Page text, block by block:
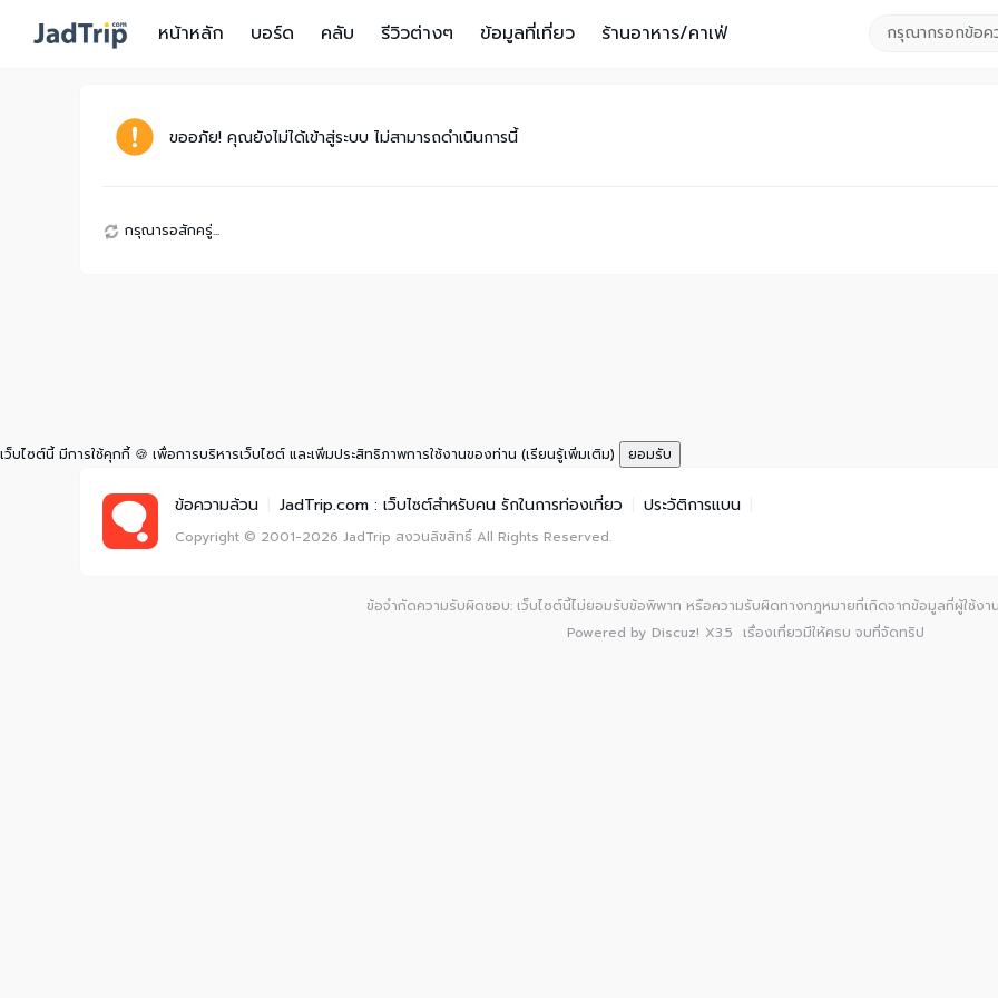
หน้าหลัก บอร์ด คลับ รีวิวต่างๆ ข้อมูลที่เที่ยว ร้านอาหาร/คาเฟ่
ขออภัย! คุณยังไม่ได้เข้าสู่ระบบ ไม่สามารถดำเนินการนี้
กรุณารอสักครู่...
เว็บไซต์นี้ มีการใช้คุกกี้ 🍪 เพื่อการบริหารเว็บไซต์ และเพิ่มประสิทธิภาพการใช้งานของท่าน (เรียนรู้เพิ่มเติม) ยอมรับ
ข้อความล้วน JadTrip.com : เว็บไซต์สำหรับคน รักในการท่องเที่ยว ประวัติการแบน
Copyright © 2001-2026 JadTrip สงวนลิขสิทธิ์ All Rights Reserved.
ข้อจำกัดความรับผิดชอบ: เว็บไซต์นี้ไม่ยอมรับข้อพิพาท หรือความรับผิดทางกฎหมายที่เกิดจากข้อมูลที่ผู้ใช้งา
Powered by Discuz! X3.5 เรื่องเที่ยวมีให้ครบ จบที่จัดทริป